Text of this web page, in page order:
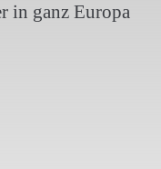
in ganz Europa